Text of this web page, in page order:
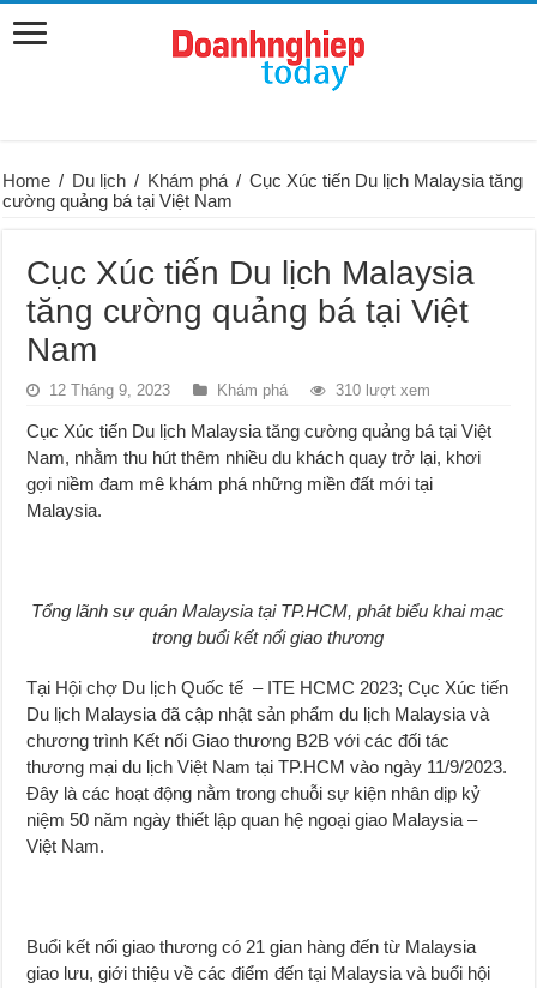
Home / Du lịch / Khám phá / Cục Xúc tiến Du lịch Malaysia tăng
cường quảng bá tại Việt Nam
Cục Xúc tiến Du lịch Malaysia
tăng cường quảng bá tại Việt
Nam
12 Tháng 9, 2023 Khám phá 310 lượt xem
Cục Xúc tiến Du lịch Malaysia tăng cường quảng bá tại Việt
Nam, nhằm thu hút thêm nhiều du khách quay trở lại, khơi
gợi niềm đam mê khám phá những miền đất mới tại
Malaysia.
Tổng lãnh sự quán Malaysia tại TP.HCM, phát biểu khai mạc
trong buổi kết nối giao thương
Tại Hội chợ Du lịch Quốc tế – ITE HCMC 2023; Cục Xúc tiến
Du lịch Malaysia đã cập nhật sản phẩm du lịch Malaysia và
chương trình Kết nối Giao thương B2B với các đối tác
thương mại du lịch Việt Nam tại TP.HCM vào ngày 11/9/2023.
Đây là các hoạt động nằm trong chuỗi sự kiện nhân dịp kỷ
niệm 50 năm ngày thiết lập quan hệ ngoại giao Malaysia –
Việt Nam.
Buổi kết nối giao thương có 21 gian hàng đến từ Malaysia
giao lưu, giới thiệu về các điểm đến tại Malaysia và buổi hội